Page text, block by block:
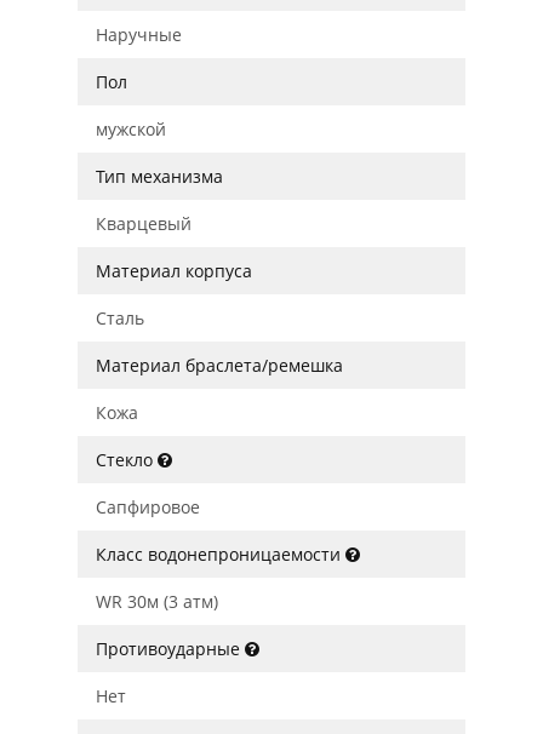
Наручные
Пол
мужской
Тип механизма
Кварцевый
Материал корпуса
Сталь
Материал браслета/ремешка
Кожа
Стекло
Сапфировое
Класс водонепроницаемости
WR 30м (3 атм)
Противоударные
Нет